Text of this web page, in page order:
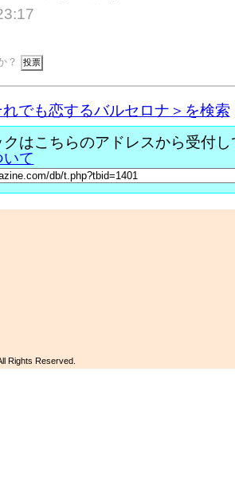
？
でも恋するバルセロナ＞を検索
クはこちらのアドレスから受付
て
Rights Reserved.